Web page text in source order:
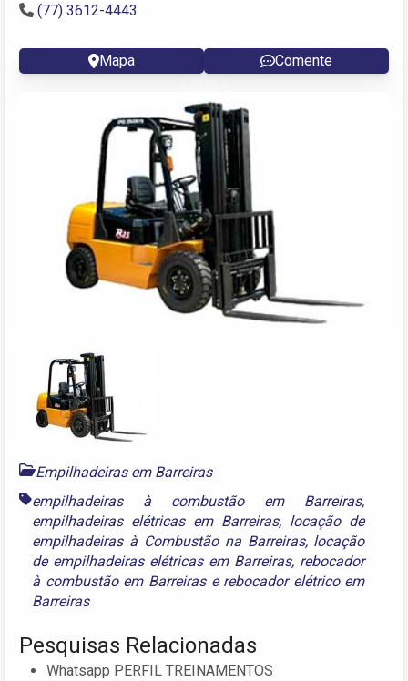
(77) 3612-4443
Mapa Comente
Empilhadeiras em Barreiras
empilhadeiras à combustão em Barreiras,
empilhadeiras elétricas em Barreiras, locação de
empilhadeiras à Combustão na Barreiras, locação
de empilhadeiras elétricas em Barreiras, rebocador
à combustão em Barreirase rebocador elétrico em
Barreiras
Pesquisas Relacionadas
Whatsapp PERFIL TREINAMENTOS